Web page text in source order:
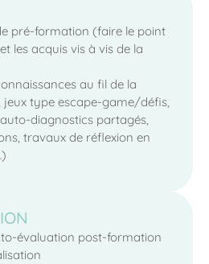
pré-formation (faire le point
les acquis vis à vis de la
au fil de la
type escape-game/défis,
diagnostics partagés,
travaux de réflexion en
évaluation post-formation